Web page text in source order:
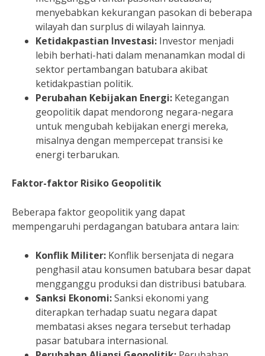
menyebabkan kekurangan pasokan di beberapa
wilayah dan surplus di wilayah lainnya.
Ketidakpastian Investasi: Investor menjadi
lebih berhati-hati dalam menanamkan modal di
sektor pertambangan batubara akibat
ketidakpastian politik.
Perubahan Kebijakan Energi: Ketegangan
geopolitik dapat mendorong negara-negara
untuk mengubah kebijakan energi mereka,
misalnya dengan mempercepat transisi ke
energi terbarukan.
Faktor-faktor Risiko Geopolitik
Beberapa faktor geopolitik yang dapat
mempengaruhi perdagangan batubara antara lain:
Konflik Militer: Konflik bersenjata di negara
penghasil atau konsumen batubara besar dapat
mengganggu produksi dan distribusi batubara.
Sanksi Ekonomi:Sanksi ekonomi yang
diterapkan terhadap suatu negara dapat
membatasi akses negara tersebut terhadap
pasar batubara internasional.